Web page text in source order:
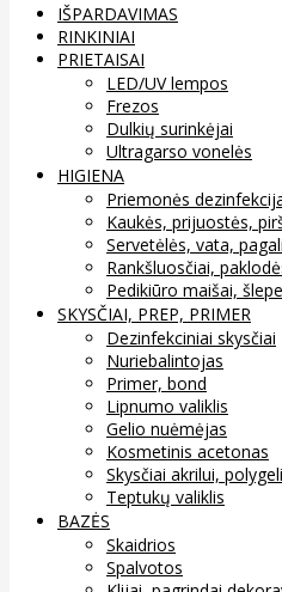
IŠPARDAVIMAS
RINKINIAI
PRIETAISAI
LED/UV lempos
Frezos
Dulkių surinkėjai
Ultragarso vonelės
HIGIENA
Priemonės
Kaukės, prijuostės,
Servetėlės, vata,
Rankšluosčiai,
Pedikiūro maišai,
SKYSČIAI, PREP, PRIMER
Dezinfekciniai skysčiai
Nuriebalintojas
Primer, bond
Lipnumo valiklis
Gelio nuėmėjas
Kosmetinis acetonas
Skysčiai akrilui,
Teptukų valiklis
BAZĖS
Skaidrios
Spalvotos